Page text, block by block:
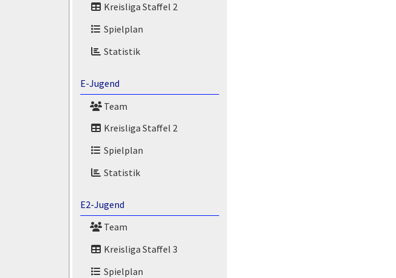
Kreisliga Staffel 2
Spielplan
Statistik
E-Jugend
Team
Kreisliga Staffel 2
Spielplan
Statistik
E2-Jugend
Team
Kreisliga Staffel 3
Spielplan